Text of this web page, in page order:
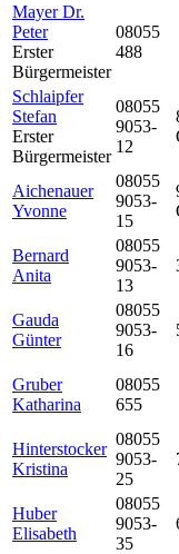
Mayer Dr.
Peter
Erster
Bürgermeister
08055
488
Schlaipfer
Stefan
Erster
Bürgermeister
08055
9053-
12
Aichenauer
Yvonne
08055
9053-
15
Bernard
Anita
08055
9053-
13
Gauda
Günter
08055
9053-
16
Gruber
Katharina
08055
655
Hinterstocker
Kristina
08055
9053-
25
Huber
Elisabeth
08055
9053-
35